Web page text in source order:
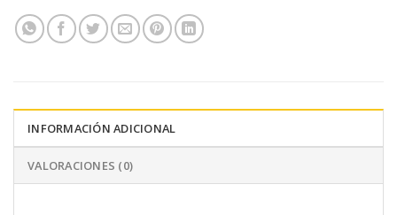
INFORMACIÓN ADICIONAL
VALORACIONES (0)